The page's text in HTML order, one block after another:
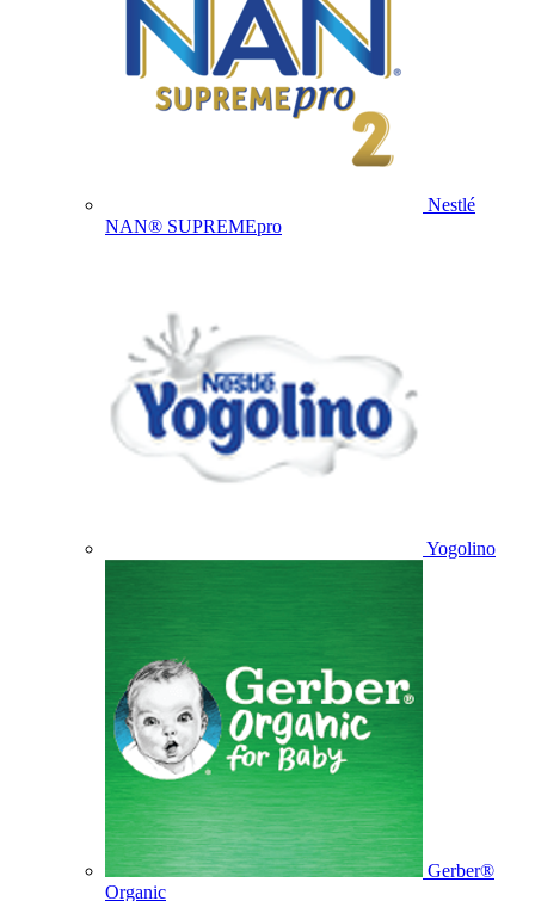
Nestlé
NAN® SUPREMEpro
Yogolino
Gerber®
Organic